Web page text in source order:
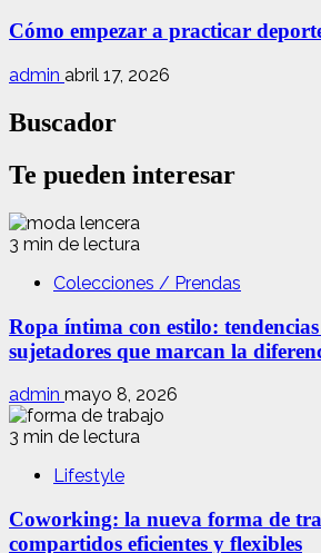
Cómo empezar a practicar
admin abril 17, 2026
Buscador
Te pueden interesar
3 min de lectura
Colecciones / Prendas
Ropa íntima con estilo:
sujetadores que marcan la
admin mayo 8, 2026
3 min de lectura
Lifestyle
Coworking: la nueva forma de
compartidos eficientes y flexibles